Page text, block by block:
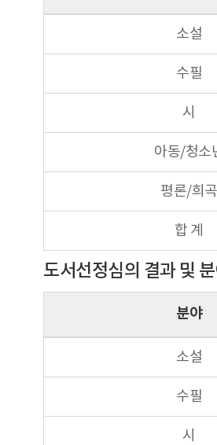
소설
수필
시
아동/청소
평론/희곡
합 계
도서선정심의 결과 및
분야
소설
수필
시